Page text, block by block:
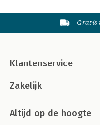
Gratis
Klantenservice
Zakelijk
Altijd op de hoogte